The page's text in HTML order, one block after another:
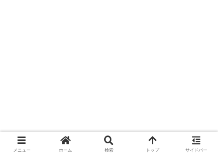
メニュー ホーム 検索 トップ サイドバー